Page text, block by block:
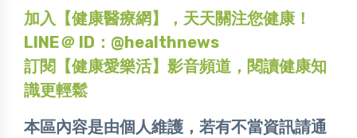
加入【健康醫療網】，天天關注您健康！
LINE＠ ID：@healthnews
訂閱【健康愛樂活】影音頻道，閱讀健康知
識更輕鬆
本區內容是由個人維護，若有不當資訊請通